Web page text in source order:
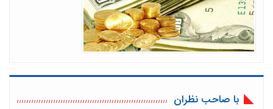
با صاحب نظران